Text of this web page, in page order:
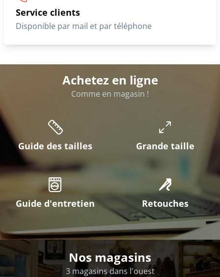
Service clients
Disponible par mail et par téléphone
Achetez en ligne
Comme en magasin !
Guide des tailles Grande taille
Guide d'entretien Retouches
Nos magasins
3 magasins dans l'ouest